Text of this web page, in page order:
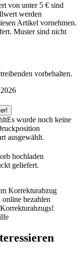
von unter 5 € sind
werden
Artikel vornehmen.
Muster sind nicht
vorbehalten.
Es wurde noch keine
ausgewählt.
hochladen
geliefert.
Korrekturabzug
bezahlen